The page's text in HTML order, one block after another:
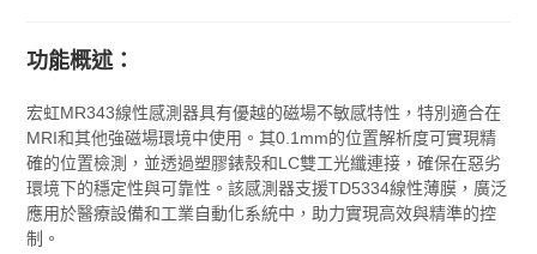
功能概述：
宏虹MR343線性感測器具有優越的磁場不敏感特性，特別適合在
MRI和其他強磁場環境中使用。其0.1mm的位置解析度可實現精
確的位置檢測，並透過塑膠錶殼和LC雙工光纖連接，確保在惡劣
環境下的穩定性與可靠性。該感測器支援TD5334線性薄膜，廣泛
應用於醫療設備和工業自動化系統中，助力實現高效與精準的控
制。